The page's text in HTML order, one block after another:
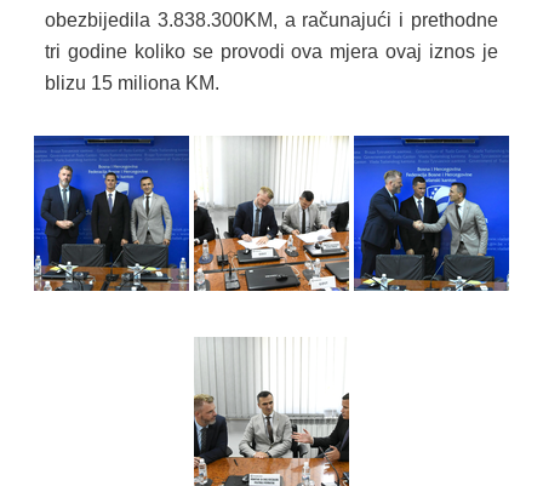
obezbijedila 3.838.300KM, a računajući i prethodne
tri godine koliko se provodi ova mjera ovaj iznos je
blizu 15 miliona KM.